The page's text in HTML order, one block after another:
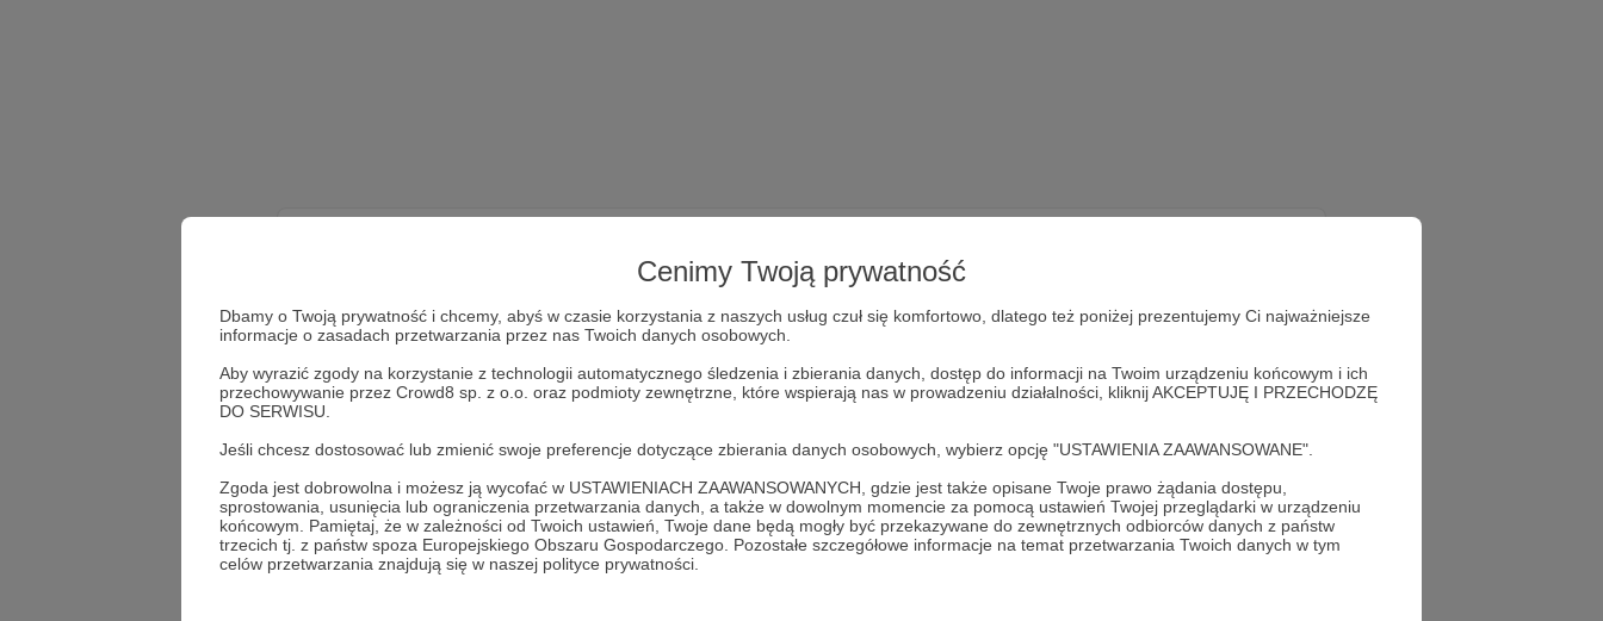
Cenimy Twoją prywatność
Dbamy o Twoją prywatność i chcemy, abyś w czasie korzystania z naszych usług czuł się komfortowo, dlatego też poniżej prezentujemy Ci najważniejsze
informacje o zasadach przetwarzania przez nas Twoich danych osobowych.
Aby wyrazić zgody na korzystanie z technologii automatycznego śledzenia i zbierania danych, dostęp do informacji na Twoim urządzeniu końcowym i ich
przechowywanie przez Crowd8 sp. z o.o. oraz podmioty zewnętrzne, które wspierają nas w prowadzeniu działalności, kliknij AKCEPTUJĘ I PRZECHODZĘ
DO SERWISU.
Jeśli chcesz dostosować lub zmienić swoje preferencje dotyczące zbierania danych osobowych, wybierz opcję "USTAWIENIA ZAAWANSOWANE".
Zgoda jest dobrowolna i możesz ją wycofać w USTAWIENIACH ZAAWANSOWANYCH, gdzie jest także opisane Twoje prawo żądania dostępu,
sprostowania, usunięcia lub ograniczenia przetwarzania danych, a także w dowolnym momencie za pomocą ustawień Twojej przeglądarki w urządzeniu
końcowym. Pamiętaj, że w zależności od Twoich ustawień, Twoje dane będą mogły być przekazywane do zewnętrznych odbiorców danych z państw
trzecich tj. z państw spoza Europejskiego Obszaru Gospodarczego. Pozostałe szczegółowe informacje na temat przetwarzania Twoich danych w tym
celów przetwarzania znajdują się w naszej polityce prywatności.
Dołącz do grona Patronów!
Wesprzyj działalność Autora Szkoła PitagoLasa
Zostań Patronem